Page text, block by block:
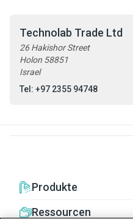
Technolab Trade Ltd
26 Hakishor Street
Holon 58851
Israel
Tel: +97 2355 94748
Produkte
Ressourcen